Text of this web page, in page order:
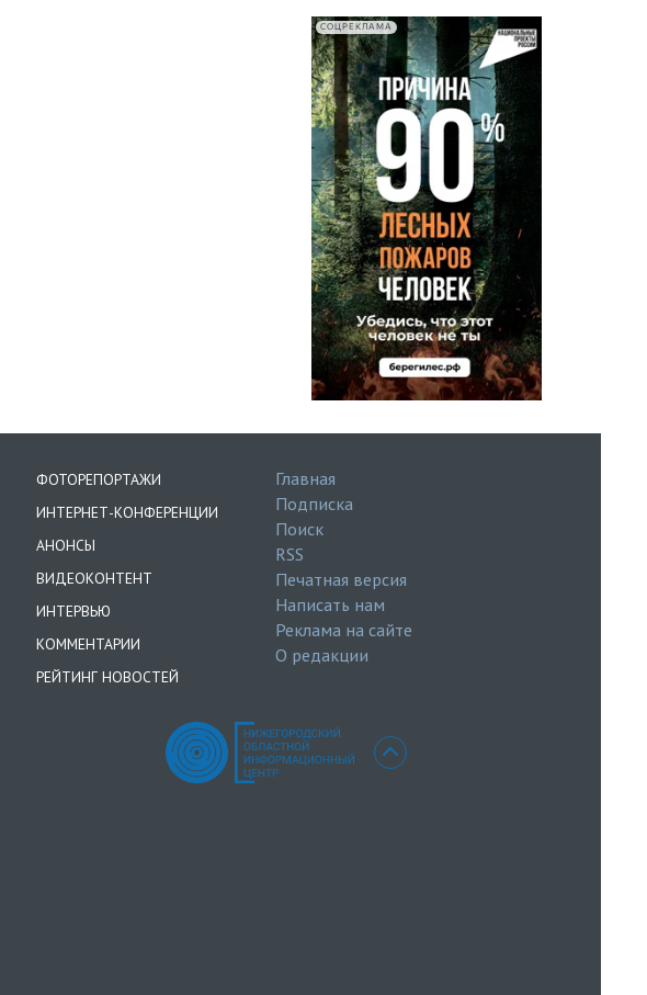
СОЦРЕКЛАМА
ФОТОРЕПОРТАЖИ
ИНТЕРНЕТ-КОНФЕРЕНЦИИ
АНОНСЫ
ВИДЕОКОНТЕНТ
ИНТЕРВЬЮ
КОММЕНТАРИИ
РЕЙТИНГ НОВОСТЕЙ
Главная
Подписка
Поиск
RSS
Печатная версия
Написать нам
Реклама на сайте
О редакции